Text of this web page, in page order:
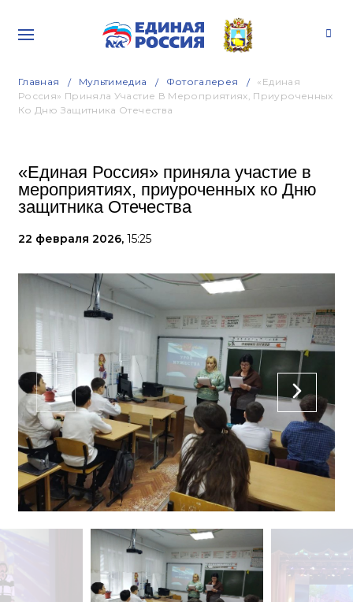
Главная Мультимедиа Фотогалерея
«Единая
Россия» Приняла Участие В Мероприятиях, Приуроченных
Ко Дню Защитника Отечества
«Единая Россия» приняла участие в
мероприятиях, приуроченных ко Дню
защитника Отечества
22 февраля 2026, 15:25